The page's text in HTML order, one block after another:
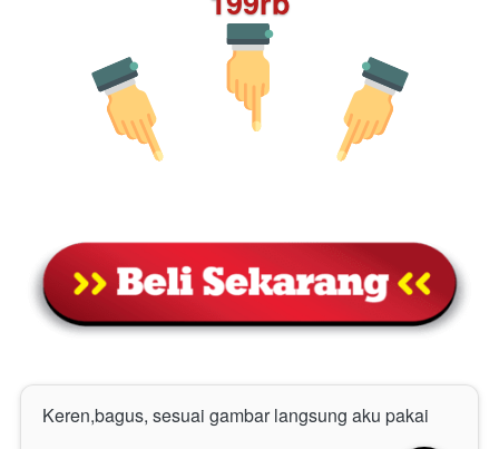
Keren,bagus, sesuai gambar langsung aku pakai